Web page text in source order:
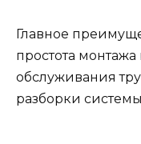
Главное
простота
обслуживания
разборки